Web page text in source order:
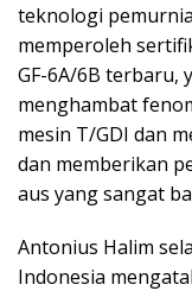
teknologi
memperoleh
GF-6A/6B terbaru,
menghambat
mesin T/GDI dan
dan memberikan
aus yang sangat
Antonius Halim
Indonesia